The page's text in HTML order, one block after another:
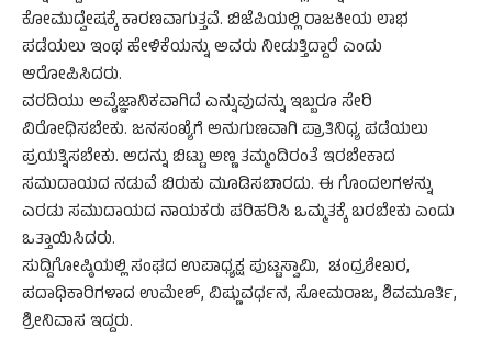
ಕೋಮುದ್ವೇಷಕ್ಕೆ ಕಾರಣವಾಗುತ್ತವೆ. ಬಿಜೆಪಿಯಲ್ಲಿ ರಾಜಕೀಯ ಲಾಭ
ಪಡೆಯಲು ಇಂಥ ಹೇಳಿಕೆಯನ್ನು ಅವರು ನೀಡುತ್ತಿದ್ದಾರೆ ಎಂದು
ಆರೋಪಿಸಿದರು.
ವರದಿಯು ಅವೈಜ್ಞಾನಿಕವಾಗಿದೆ ಎನ್ನುವುದನ್ನು ಇಬ್ಬರೂ ಸೇರಿ
ವಿರೋಧಿಸಬೇಕು. ಜನಸಂಖ್ಯೆಗೆ ಅನುಗುಣವಾಗಿ ಪ್ರಾತಿನಿಧ್ಯ ಪಡೆಯಲು
ಪ್ರಯತ್ನಿಸಬೇಕು. ಅದನ್ನು ಬಿಟ್ಟು ಅಣ್ಣ ತಮ್ಮಂದಿರಂತೆ ಇರಬೇಕಾದ
ಸಮುದಾಯದ ನಡುವೆ ಬಿರುಕು ಮೂಡಿಸಬಾರದು. ಈ ಗೊಂದಲಗಳನ್ನು
ಎರಡು ಸಮುದಾಯದ ನಾಯಕರು ಪರಿಹರಿಸಿ ಒಮ್ಮತಕ್ಕೆ ಬರಬೇಕು ಎಂದು
ಒತ್ತಾಯಿಸಿದರು.
ಸುದ್ದಿಗೋಷ್ಠಿಯಲ್ಲಿ ಸಂಘದ ಉಪಾಧ್ಯಕ್ಷ ಪುಟ್ಟಸ್ವಾಮಿ, ಚಂದ್ರಶೇಖರ,
ಪದಾಧಿಕಾರಿಗಳಾದ ಉಮೇಶ್, ವಿಷ್ಣುವರ್ಧನ, ಸೋಮರಾಜ, ಶಿವಮೂರ್ತಿ,
ಶ್ರೀನಿವಾಸ ಇದ್ದರು.